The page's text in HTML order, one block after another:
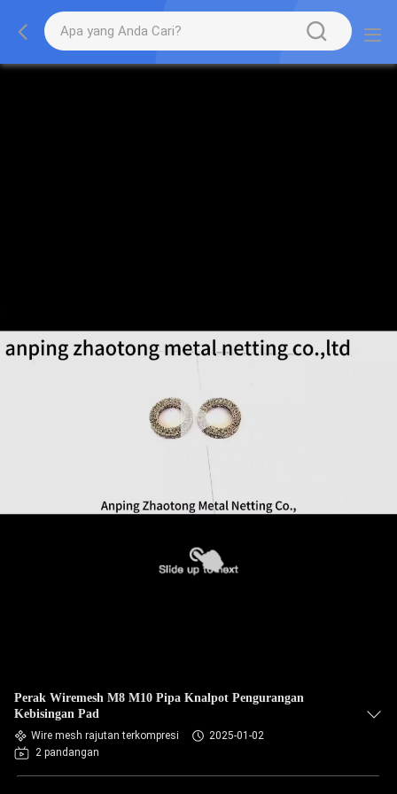
Perak Wiremesh M8 M10 Pipa Knalpot Pengurangan
Kebisingan Pad
Wire mesh rajutan terkompresi
2025-01-02
2 pandangan